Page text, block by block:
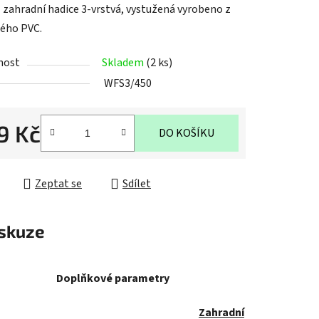
zahradní hadice 3-vrstvá, vystužená vyrobeno z
PVC.
Skladem (2 ks)
WFS3/450
Kč DO KOŠÍKU
Zeptat se Sdílet
Doplňkové parametry
Zahradní